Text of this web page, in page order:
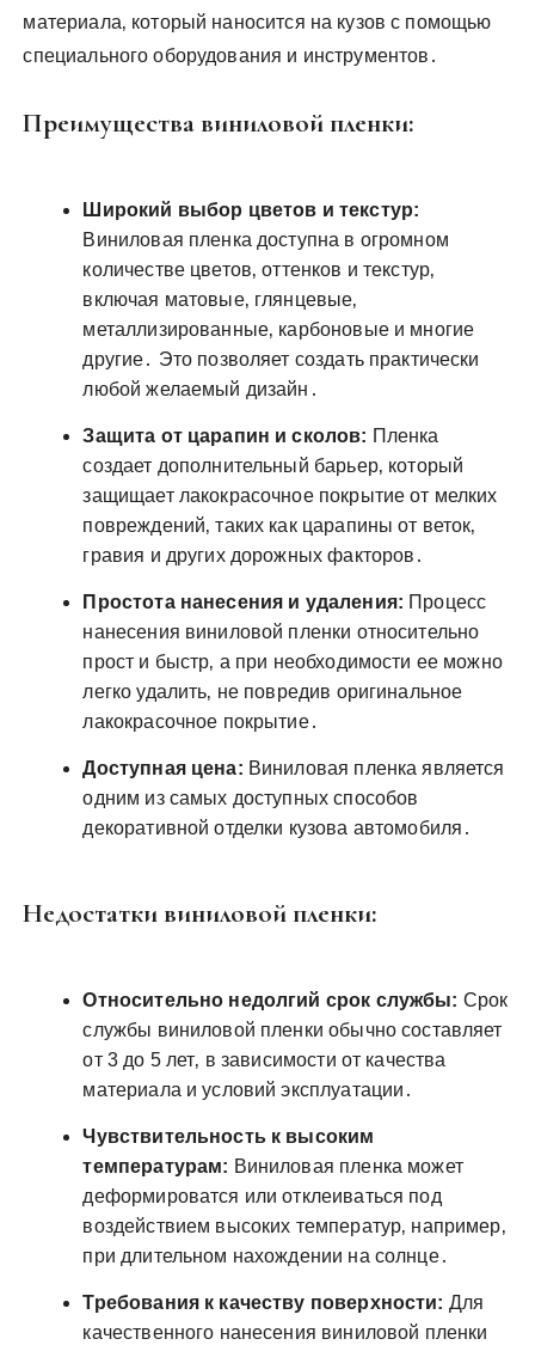
материала‚ который наносится на кузов с помощью
специального оборудования и инструментов․
Преимущества виниловой пленки:
Широкий выбор цветов и текстур:
Виниловая пленка доступна в огромном
количестве цветов‚ оттенков и текстур‚
включая матовые‚ глянцевые‚
металлизированные‚ карбоновые и многие
другие․ Это позволяет создать практически
любой желаемый дизайн․
Защита от царапин и сколов: Пленка
создает дополнительный барьер‚ который
защищает лакокрасочное покрытие от мелких
повреждений‚ таких как царапины от веток‚
гравия и других дорожных факторов․
Простота нанесения и удаления: Процесс
нанесения виниловой пленки относительно
прост и быстр‚ а при необходимости ее можно
легко удалить‚ не повредив оригинальное
лакокрасочное покрытие․
Доступная цена: Виниловая пленка является
одним из самых доступных способов
декоративной отделки кузова автомобиля․
Недостатки виниловой пленки:
Относительно недолгий срок службы: Срок
службы виниловой пленки обычно составляет
от 3 до 5 лет‚ в зависимости от качества
материала и условий эксплуатации․
Чувствительность к высоким
температурам: Виниловая пленка может
деформироватся или отклеиваться под
воздействием высоких температур‚ например‚
при длительном нахождении на солнце․
Требования к качеству поверхности: Для
качественного нанесения виниловой пленки